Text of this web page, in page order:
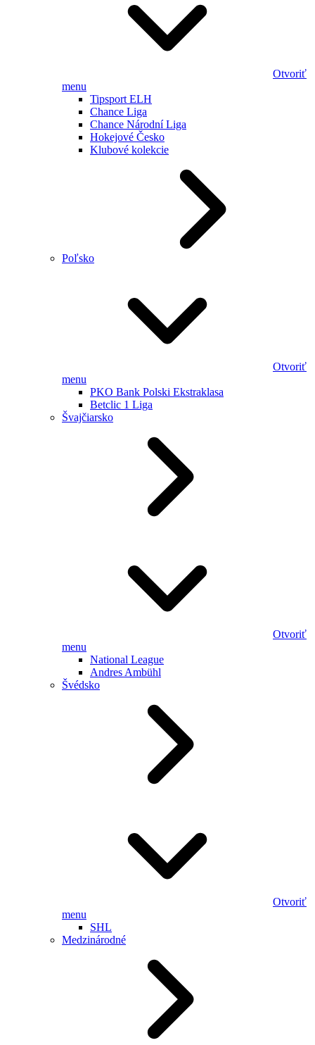
Otvoriť
menu
Tipsport ELH
Chance Liga
Chance Národní Liga
Hokejové Česko
Klubové kolekcie
Poľsko
Otvoriť
menu
PKO Bank Polski Ekstraklasa
Betclic 1 Liga
Švajčiarsko
Otvoriť
menu
National League
Andres Ambühl
Švédsko
Otvoriť
menu
SHL
Medzinárodné